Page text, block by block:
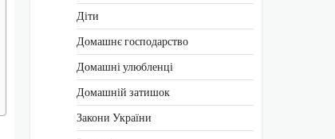
Діти
Домашнє господарство
Домашні улюбленці
Домашній затишок
Закони України